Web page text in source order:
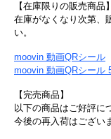
【在庫限りの販売商品】
在庫がなくなり次第、
い。
moovin 動画QRシール
moovin 動画QRシール
【完売商品】
以下の商品はご好評に
今後の再入荷はござい